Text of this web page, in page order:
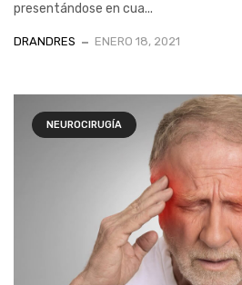
presentándose en cua...
DRANDRES ENERO 18, 2021
NEUROCIRUGÍA